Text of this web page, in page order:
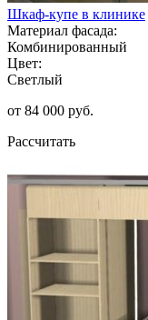
Шкаф-купе в клинике
Материал фасада:
Комбинированный
Цвет:
Светлый
от 84 000 руб.
Рассчитать